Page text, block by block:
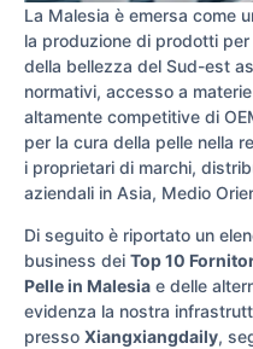
La Malesia è emersa come
la produzione di prodotti
della bellezza del Sud-est
normativi, accesso a
altamente competitive di
per la cura della pelle nella
i proprietari di marchi,
aziendali in Asia, Medio
Di seguito è riportato un
business dei Top 10
Pelle in Malesia e delle
evidenza la nostra
presso Xiangxiangdaily,